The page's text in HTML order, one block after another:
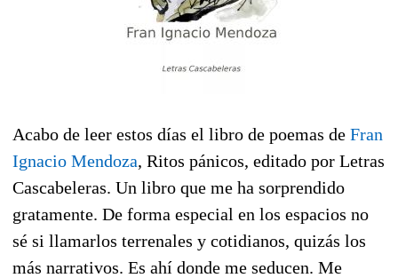
Acabo de leer estos días el libro de poemas de Fran
Ignacio Mendoza, Ritos pánicos, editado por Letras
Cascabeleras. Un libro que me ha sorprendido
gratamente. De forma especial en los espacios no
sé si llamarlos terrenales y cotidianos, quizás los
más narrativos. Es ahí donde me seducen. Me